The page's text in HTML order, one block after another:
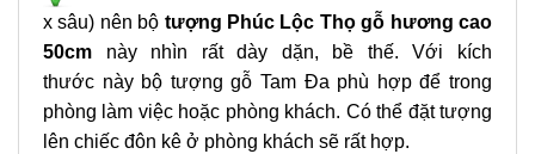
x sâu) nên bộ tượng Phúc Lộc Thọ gỗ hương cao
50cm này nhìn rất dày dặn, bề thế. Với kích
thước này bộ tượng gỗ Tam Đa phù hợp để trong
phòng làm việc hoặc phòng khách. Có thể đặt tượng
lên chiếc đôn kê ở phòng khách sẽ rất hợp.